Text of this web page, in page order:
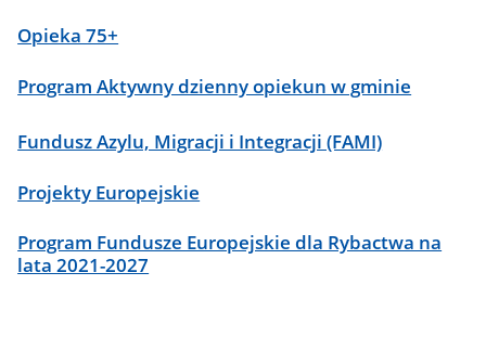
Opieka 75+
Program Aktywny dzienny opiekun w gminie
Fundusz Azylu, Migracji i Integracji (FAMI)
Projekty Europejskie
Program Fundusze Europejskie dla Rybactwa na
lata 2021-2027